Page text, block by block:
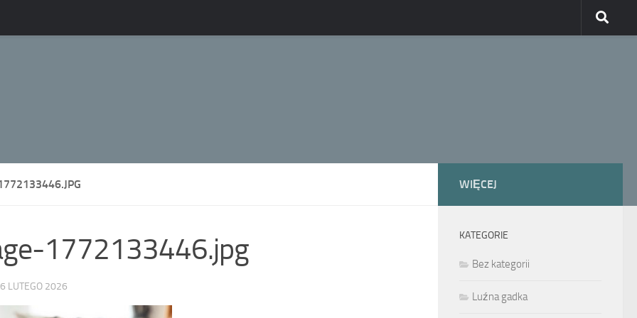
1772133446.jpg
LUTEGO 2026
WIĘCEJ
KATEGORIE
Bez kategorii
Luźna gadka